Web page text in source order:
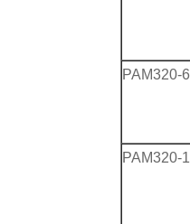
PAM320-6
PAM320-